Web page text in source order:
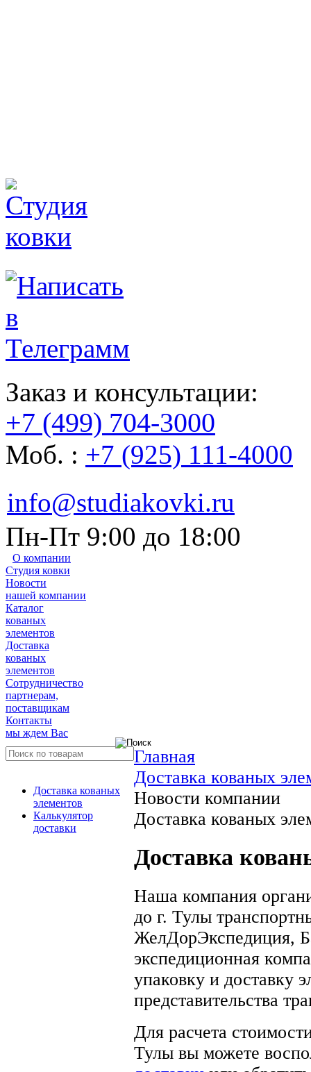
Заказ и консультации:
+7 (499) 704-3000
Моб. : +7 (925) 111-4000
info@studiakovki.ru
Пн-Пт 9:00 до 18:00
О компании
Студия ковки
Новости
нашей компании
Каталог
кованых
элементов
Доставка
кованых
элементов
Сотрудничество
партнерам,
поставщикам
Контакты
мы ждем Вас
Доставка кованых
элементов
Калькулятор
доставки
Главная
Доставка кованых
Новости компании
Доставка кованых
Доставка
Наша компания
до г. Тулы
ЖелДорЭкспедиция,
экспедиционная
упаковку и доставку
представительства
Для расчета
Тулы вы можете